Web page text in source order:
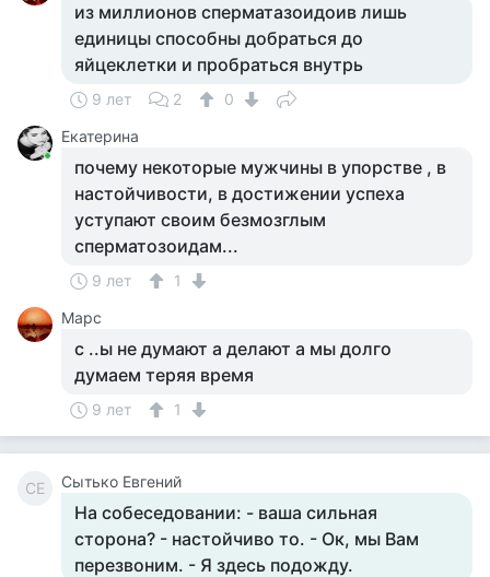
из миллионов сперматазоидоив лишь
единицы способны добраться до
яйцеклетки и пробраться внутрь
9 лет 2
0
Екатерина
почему некоторые мужчины в упорстве , в
настойчивости, в достижении успеха
уступают своим безмозглым
сперматозоидам...
9 лет
1
Марс
с ..ы не думают а делают а мы долго
думаем теряя время
9 лет 1
СЕ Сытько Евгений
На собеседовании: - ваша сильная
сторона? - настойчиво то. - Ок, мы Вам
перезвоним. - Я здесь подожду.